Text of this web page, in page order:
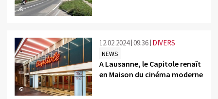
©
©
12.02.2024 09:36 DIVERS
NEWS
A Lausanne, le Capitole renaît
en Maison du cinéma moderne